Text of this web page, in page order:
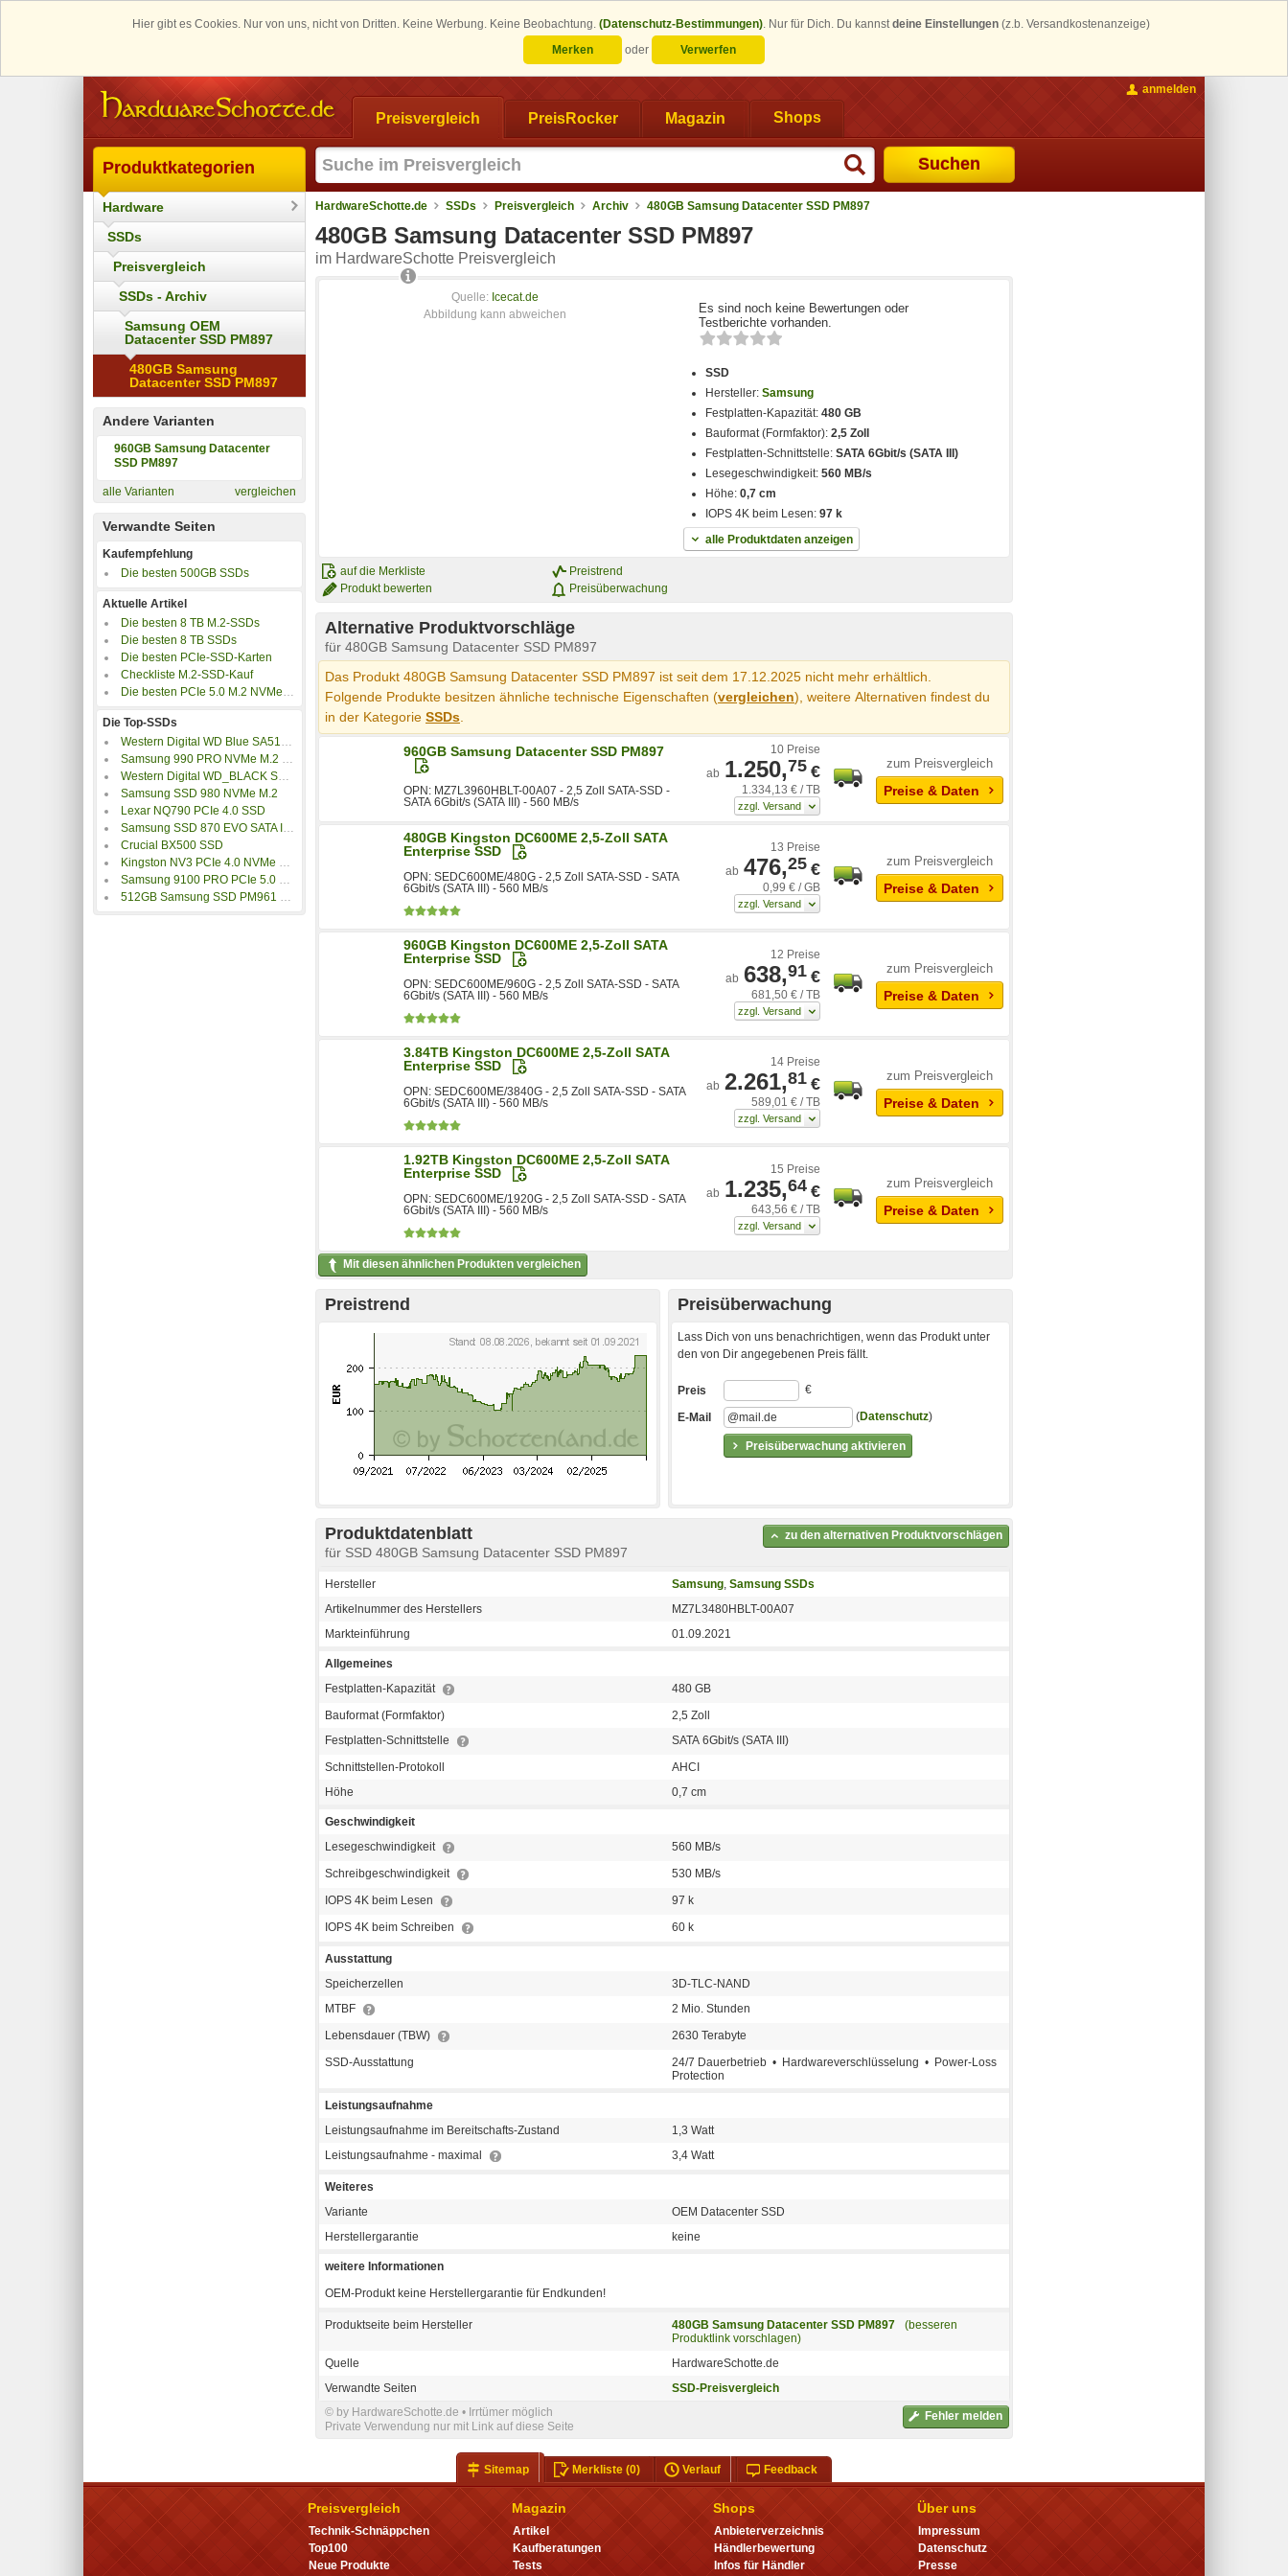
Hier gibt es Cookies. Nur von uns, nicht von Dritten. Keine Werbung. Keine Beobachtung. (Datenschutz-Bestimmungen). Nur für Dich. Du kannstdeine Einstellungen (z.b. Versandkostenanzeige)
Merken
oder Verwerfen
Preisvergleich PreisRocker Magazin Shops
Suchen
anmelden
Produktkategorien
Hardware
SSDs
Preisvergleich
SSDs - Archiv
Samsung OEM
Datacenter SSD PM897
480GB Samsung
Datacenter SSD PM897
Andere Varianten
960GB Samsung Datacenter
SSD PM897
alle Varianten vergleichen
Verwandte Seiten
Kaufempfehlung
Die besten 500GB SSDs
Aktuelle Artikel
Die besten 8 TB M.2-SSDs
Die besten 8 TB SSDs
Die besten PCIe-SSD-Karten
Checkliste M.2-SSD-Kauf
Die besten PCIe 5.0 M.2 NVMe SSDs
Die Top-SSDs
Western Digital WD Blue SA510 SATA SSD M.2 2280
Samsung 990 PRO NVMe M.2 SSD
Western Digital WD_BLACK SN7100 NVMe SSD
Samsung SSD 980 NVMe M.2
Lexar NQ790 PCIe 4.0 SSD
Samsung SSD 870 EVO SATA III 2.5 Zoll
Crucial BX500 SSD
Kingston NV3 PCIe 4.0 NVMe SSD
Samsung 9100 PRO PCIe 5.0 NVMe M.2 SSD
512GB Samsung SSD PM961 M.2
HardwareSchotte.de SSDs Preisvergleich Archiv 480GB Samsung Datacenter SSD PM897
480GB Samsung Datacenter SSD PM897
im HardwareSchotte Preisvergleich
Quelle: Icecat.de
Es sind noch keine Bewertungen oder
Testberichte vorhanden.
SSD
Hersteller:Samsung
Festplatten-Kapazität:480 GB
Bauformat (Formfaktor):2,5 Zoll
Festplatten-Schnittstelle:SATA 6Gbit/s (SATA III)
Lesegeschwindigkeit:560 MB/s
Höhe:0,7 cm
IOPS 4K beim Lesen:97 k
alle Produktdaten anzeigen
auf die Merkliste
Produkt bewerten
Preistrend
Preisüberwachung
Alternative Produktvorschläge
für 480GB Samsung Datacenter SSD PM897
Das Produkt 480GB Samsung Datacenter SSD PM897 ist seit dem 17.12.2025 nicht mehr erhältlich.
Folgende Produkte besitzen ähnliche technische Eigenschaften (vergleichen), weitere Alternativen findest du
in der Kategorie SSDs.
960GB Samsung Datacenter SSD PM897
OPN: MZ7L3960HBLT-00A07 - 2,5 Zoll SATA-SSD -
SATA 6Gbit/s (SATA III) - 560 MB/s
10 Preise
ab 1.250,75 €
1.334,13 € / TB
zum Preisvergleich
Preise & Daten
480GB Kingston DC600ME 2,5-Zoll SATA
Enterprise SSD
OPN: SEDC600ME/480G - 2,5 Zoll SATA-SSD - SATA
6Gbit/s (SATA III) - 560 MB/s
13 Preise
ab 476,25 €
0,99 € / GB
zum Preisvergleich
Preise & Daten
960GB Kingston DC600ME 2,5-Zoll SATA
Enterprise SSD
OPN: SEDC600ME/960G - 2,5 Zoll SATA-SSD - SATA
6Gbit/s (SATA III) - 560 MB/s
12 Preise
ab 638,91 €
681,50 € / TB
zum Preisvergleich
Preise & Daten
3.84TB Kingston DC600ME 2,5-Zoll SATA
Enterprise SSD
OPN: SEDC600ME/3840G - 2,5 Zoll SATA-SSD - SATA
6Gbit/s (SATA III) - 560 MB/s
14 Preise
ab 2.261,81 €
589,01 € / TB
zum Preisvergleich
Preise & Daten
1.92TB Kingston DC600ME 2,5-Zoll SATA
Enterprise SSD
OPN: SEDC600ME/1920G - 2,5 Zoll SATA-SSD - SATA
6Gbit/s (SATA III) - 560 MB/s
15 Preise
ab 1.235,64 €
643,56 € / TB
zum Preisvergleich
Preise & Daten
Mit diesen ähnlichen Produkten vergleichen
Preistrend Preisüberwachung
Lass Dich von uns benachrichtigen, wenn das Produkt unter
den von Dir angegebenen Preis fällt.
Preisüberwachung aktivieren
Preis €
E-Mail (Datenschutz)
Produktdatenblatt
für SSD 480GB Samsung Datacenter SSD PM897
zu den alternativen Produktvorschlägen
Hersteller Samsung, Samsung SSDs
Artikelnummer des Herstellers
MZ7L3480HBLT-00A07
Markteinführung
01.09.2021
Allgemeines
Festplatten-Kapazität
480 GB
Bauformat (Formfaktor)
2,5 Zoll
Festplatten-Schnittstelle
SATA 6Gbit/s (SATA III)
Schnittstellen-Protokoll
AHCI
Höhe
0,7 cm
Geschwindigkeit
Lesegeschwindigkeit
560 MB/s
Schreibgeschwindigkeit
530 MB/s
IOPS 4K beim Lesen
97 k
IOPS 4K beim Schreiben
60 k
Ausstattung
Speicherzellen
3D-TLC-NAND
MTBF
2 Mio. Stunden
Lebensdauer (TBW)
2630 Terabyte
SSD-Ausstattung
24/7 Dauerbetrieb • Hardwareverschlüsselung • Power-Loss
Protection
Leistungsaufnahme
Leistungsaufnahme im Bereitschafts-Zustand
1,3 Watt
Leistungsaufnahme - maximal
3,4 Watt
Weiteres
Variante
OEM Datacenter SSD
Herstellergarantie
keine
weitere Informationen
OEM-Produkt keine Herstellergarantie für Endkunden!
Produktseite beim Hersteller 480GB Samsung Datacenter SSD PM897
(besseren
Produktlink vorschlagen)
Quelle
HardwareSchotte.de
Verwandte Seiten
SSD-Preisvergleich
Fehler melden
© by HardwareSchotte.de • Irrtümer möglich
Private Verwendung nur mit Link auf diese Seite
Sitemap Merkliste(0) Verlauf Feedback
Preisvergleich
Technik-Schnäppchen
Top100
Neue Produkte
Magazin
Artikel
Kaufberatungen
Tests
Shops
Anbieterverzeichnis
Händlerbewertung
Infos für Händler
Über uns
Impressum
Datenschutz
Presse